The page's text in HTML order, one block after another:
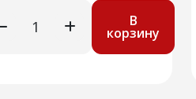
В
корзину